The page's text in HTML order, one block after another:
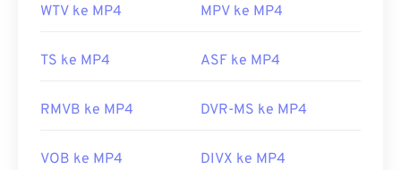
WTV ke MP4 MPV ke MP4
TS ke MP4 ASF ke MP4
RMVB ke MP4 DVR-MS ke MP4
VOB ke MP4 DIVX ke MP4